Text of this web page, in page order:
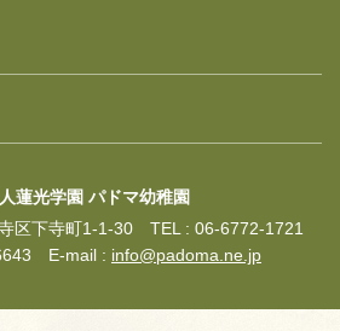
蓮光学園 パドマ幼稚園
区下寺町1-1-30 TEL : 06-6772-1721
E-mail : info@padoma.ne.jp